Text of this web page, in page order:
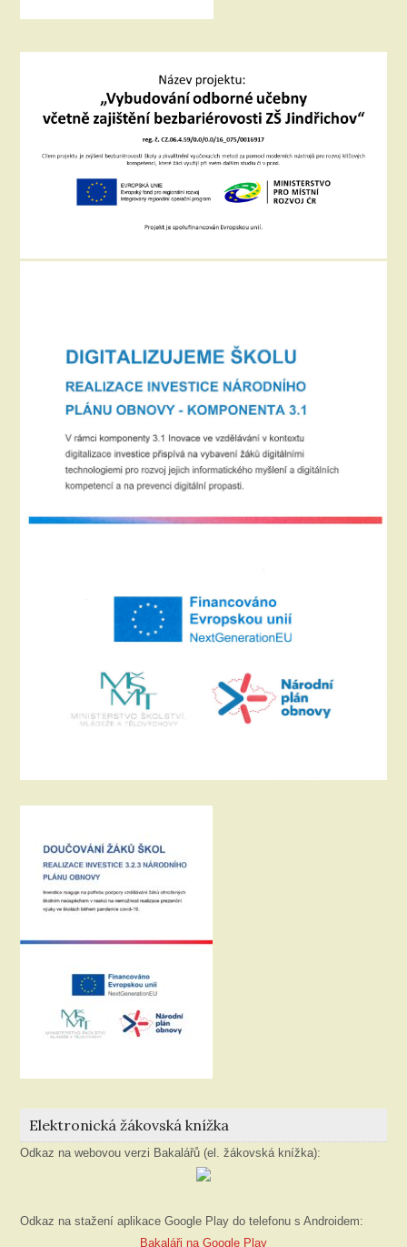
Elektronická žákovská knížka
Odkaz na webovou verzi Bakalářů (el. žákovská knížka):
Odkaz na stažení aplikace Google Play do telefonu s Androidem:
Bakaláři na Google Play